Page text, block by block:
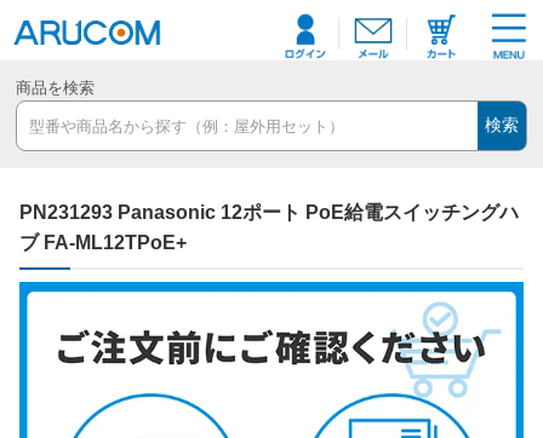
商品を検索
検索
PN231293 Panasonic 12ポート PoE給電スイッチングハ
ブ FA-ML12TPoE+